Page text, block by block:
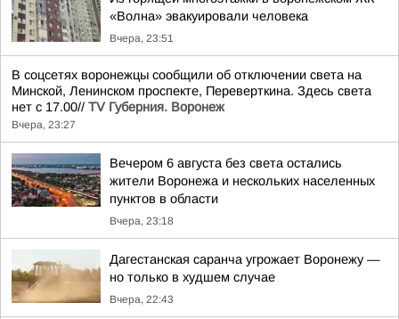
«Волна» эвакуировали человека
Вчера, 23:51
В соцсетях воронежцы сообщили об отключении света на
Минской, Ленинском проспекте, Переверткина. Здесь света
нет с 17.00// TV Губерния. Воронеж
Вчера, 23:27
Вечером 6 августа без света остались
жители Воронежа и нескольких населенных
пунктов в области
Вчера, 23:18
Дагестанская саранча угрожает Воронежу —
но только в худшем случае
Вчера, 22:43